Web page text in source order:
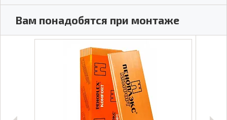
Вам понадобятся при монтаже